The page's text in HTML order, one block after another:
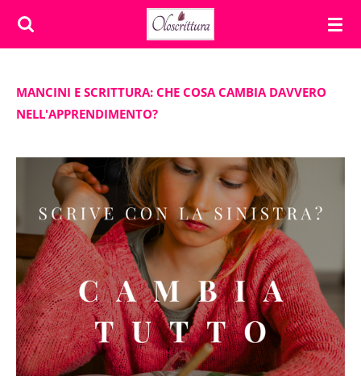
Vai
MANCINI E SCRITTURA: CHE COSA CAMBIA DAVVERO
NELL'APPRENDIMENTO?